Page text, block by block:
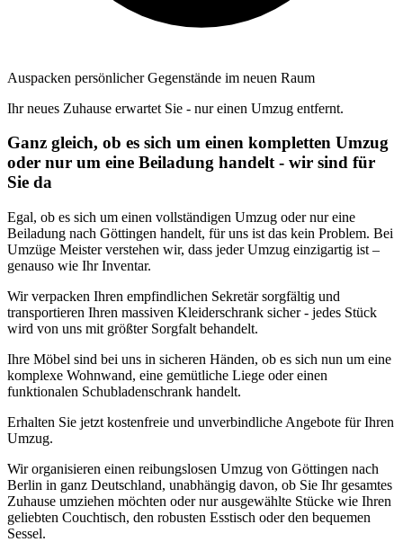
Auspacken persönlicher Gegenstände im neuen Raum
Ihr neues Zuhause erwartet Sie - nur einen Umzug entfernt.
Ganz gleich, ob es sich um einen kompletten Umzug
oder nur um eine Beiladung handelt - wir sind für
Sie da
Egal, ob es sich um einen vollständigen Umzug oder nur eine
Beiladung nach Göttingen handelt, für uns ist das kein Problem. Bei
Umzüge Meister verstehen wir, dass jeder Umzug einzigartig ist –
genauso wie Ihr Inventar.
Wir verpacken Ihren empfindlichen Sekretär sorgfältig und
transportieren Ihren massiven Kleiderschrank sicher - jedes Stück
wird von uns mit größter Sorgfalt behandelt.
Ihre Möbel sind bei uns in sicheren Händen, ob es sich nun um eine
komplexe Wohnwand, eine gemütliche Liege oder einen
funktionalen Schubladenschrank handelt.
Erhalten Sie jetzt kostenfreie und unverbindliche Angebote für Ihren
Umzug.
Wir organisieren einen reibungslosen Umzug von Göttingen nach
Berlin in ganz Deutschland, unabhängig davon, ob Sie Ihr gesamtes
Zuhause umziehen möchten oder nur ausgewählte Stücke wie Ihren
geliebten Couchtisch, den robusten Esstisch oder den bequemen
Sessel.